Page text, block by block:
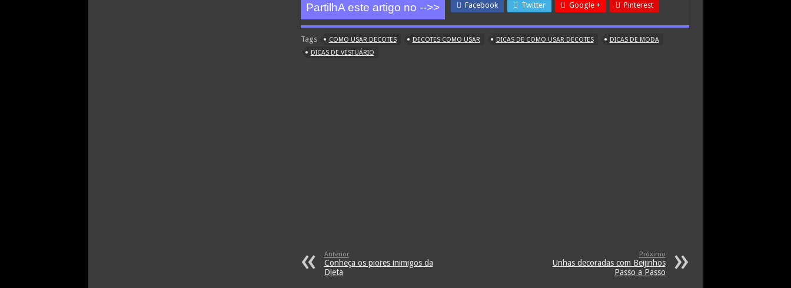
PartilhA este artigo no -->> Facebook Twitter Google + Pinterest
Tags COMO USAR DECOTES DECOTES COMO USAR DICAS DE COMO USAR DECOTES
DICAS DE MODA
DICAS DE VESTUÁRIO
Anterior
Conheça os piores inimigos da
Dieta
Próximo
Unhas decoradas com Beijinhos
Passo a Passo